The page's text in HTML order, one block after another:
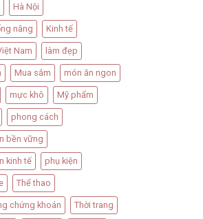
Hà Nội
nắng Kinh tế
Nam làm đẹp
Mua sắm món ăn ngon
mực khô Mỹ phẩm
phong cách
bền vững
kinh tế phụ kiện
Thể thao
chứng khoán Thời trang